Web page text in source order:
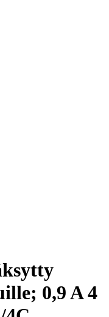
0,9 A 4